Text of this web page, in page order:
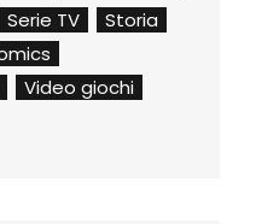
Serie TV
Storia
Video giochi